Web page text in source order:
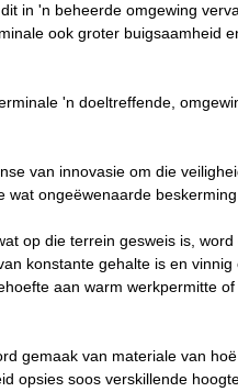
in 'n beheerde omgewing
ook groter buigsaamheid
'n doeltreffende,
van innovasie om die
ongeëwenaarde
op die terrein gesweis is,
konstante gehalte is en
aan warm werkpermitte
gemaak van materiale van
opsies soos verskillende